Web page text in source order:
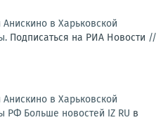
в Харьковской
Подписаться на РИА Новости //
в Харьковской
РФ Больше новостей IZ RU в